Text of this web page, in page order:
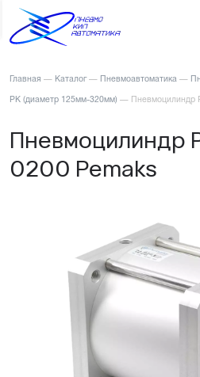
Главная — Каталог — Пневмоавтоматика —
PK (диаметр 125мм-320мм) — Пневмоцилиндр
Пневмоцилиндр
0200 Pemaks